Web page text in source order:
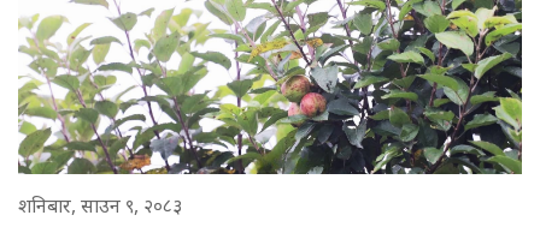
शनिबार, साउन ९, २०८३